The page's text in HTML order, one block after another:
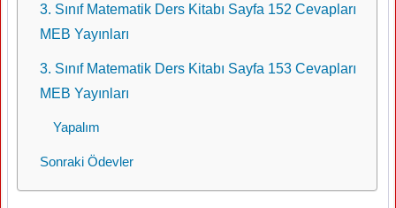
3. Sınıf Matematik Ders Kitabı Sayfa 152 Cevapları
MEB Yayınları
3. Sınıf Matematik Ders Kitabı Sayfa 153 Cevapları
MEB Yayınları
Yapalım
Sonraki Ödevler